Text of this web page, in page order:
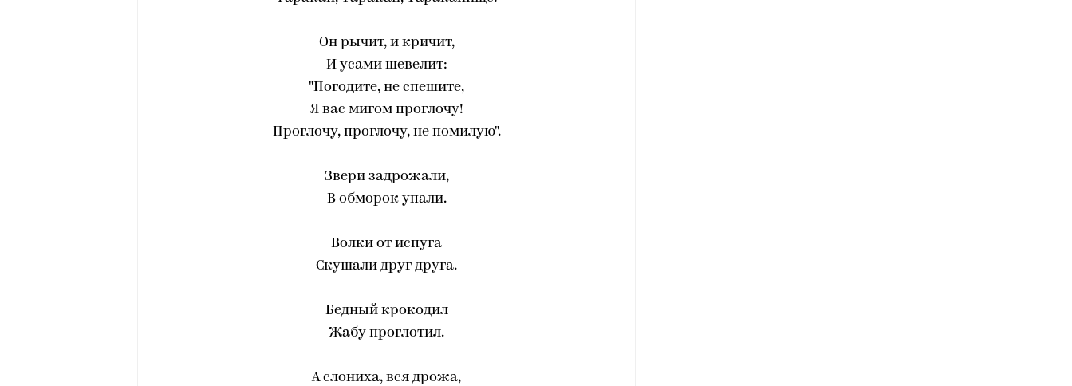
Он рычит, и кричит,
И усами шевелит:
"Погодите, не спешите,
Я вас мигом проглочу!
Проглочу, проглочу, не помилую".
Звери задрожали,
В обморок упали.
Волки от испуга
Скушали друг друга.
Бедный крокодил
Жабу проглотил.
А слониха, вся дрожа,